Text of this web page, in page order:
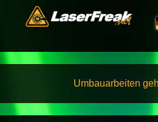
Umbauarbeiten